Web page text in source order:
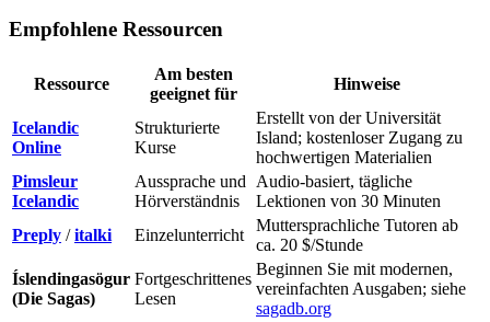
Empfohlene Ressourcen
Ressource
Am besten
geeignet für
Hinweise
Icelandic
Online
Strukturierte
Kurse
Erstellt von der Universität
Island; kostenloser Zugang zu
hochwertigen Materialien
Pimsleur
Icelandic
Aussprache und
Hörverständnis
Audio-basiert, tägliche
Lektionen von 30 Minuten
Preply /italki Einzelunterricht
Muttersprachliche Tutoren ab
ca. 20 $/Stunde
Íslendingasögur
(Die Sagas)
Fortgeschrittenes
Lesen
Beginnen Sie mit modernen,
vereinfachten Ausgaben; siehe
sagadb.org